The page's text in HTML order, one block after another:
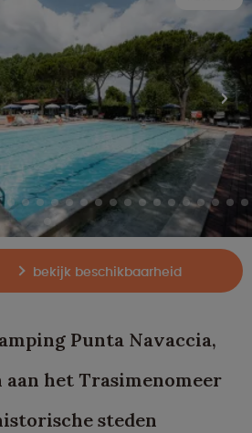
bekijk beschikbaarheid
Punta Navaccia,
het Trasimenomeer
steden